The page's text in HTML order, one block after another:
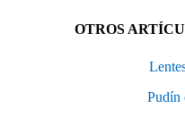
OTROS
Pudín